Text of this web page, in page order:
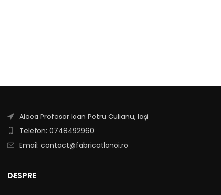
Aleea Profesor Ioan Petru Culianu, Iași
Telefon: 0748492960
Email: contact@fabricatlanoi.ro
DESPRE